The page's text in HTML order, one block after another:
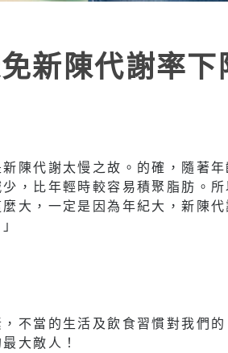
新陳代謝率下
陳代謝太慢之故。的確，隨著
，比年輕時較容易積聚脂肪。
大，一定是因為年紀大，新陳代
不當的生活及飲食習慣對我們
大敵人！